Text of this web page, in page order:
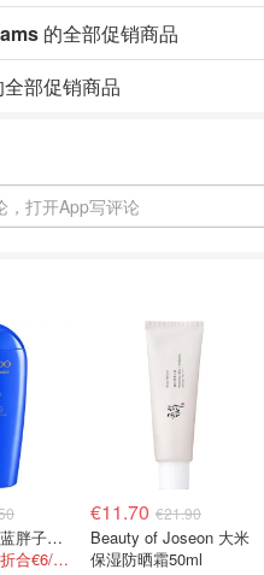
的全部促销商品
全部促销商品
，打开App写评论
Shiseido 新版蓝胖子防晒 300ml
=6个小瓶量！折合€6/支！
€11.70 €21.90
Beauty of Joseon 大米
保湿防晒霜50ml